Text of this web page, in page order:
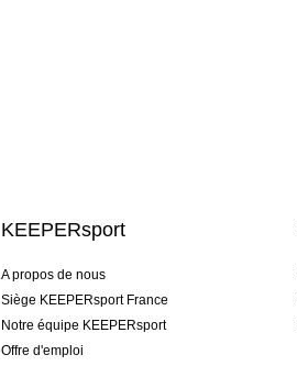
KEEPERsport
A propos de nous
Siège KEEPERsport France
Notre équipe KEEPERsport
Offre d'emploi